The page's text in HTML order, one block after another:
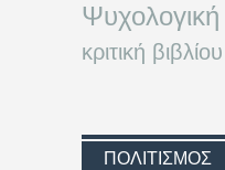
κριτική βιβλίου
ΠΟΛΙΤΙΣΜΌΣ